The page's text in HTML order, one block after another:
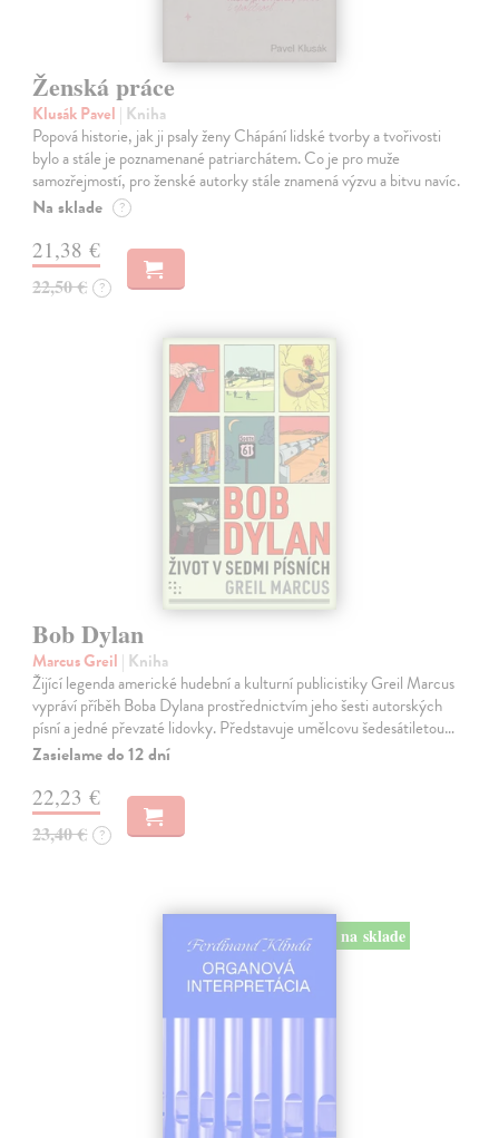
Ženská práce
Klusák Pavel | Kniha
Popová historie, jak ji psaly ženy Chápání lidské tvorby a tvořivosti
bylo a stále je poznamenané patriarchátem. Co je pro muže
samozřejmostí, pro ženské autorky stále znamená výzvu a bitvu navíc.
Na sklade ?
21,38 €
22,50 € ?
Bob Dylan
Marcus Greil | Kniha
Žijící legenda americké hudební a kulturní publicistiky Greil Marcus
vypráví příběh Boba Dylana prostřednictvím jeho šesti autorských
písní a jedné převzaté lidovky. Představuje umělcovu šedesátiletou…
Zasielame do 12 dní
22,23 €
23,40 € ?
na sklade